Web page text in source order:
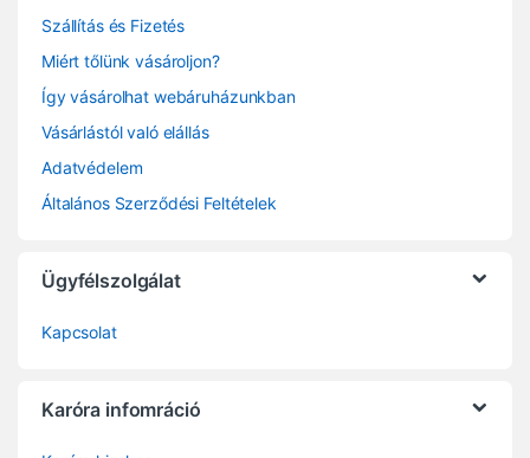
Szállítás és Fizetés
Miért tőlünk vásároljon?
Így vásárolhat webáruházunkban
Vásárlástól való elállás
Adatvédelem
Általános Szerződési Feltételek
Ügyfélszolgálat
Kapcsolat
Karóra infomráció